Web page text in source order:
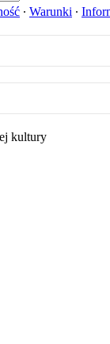
∙ Warunki ∙
kultury